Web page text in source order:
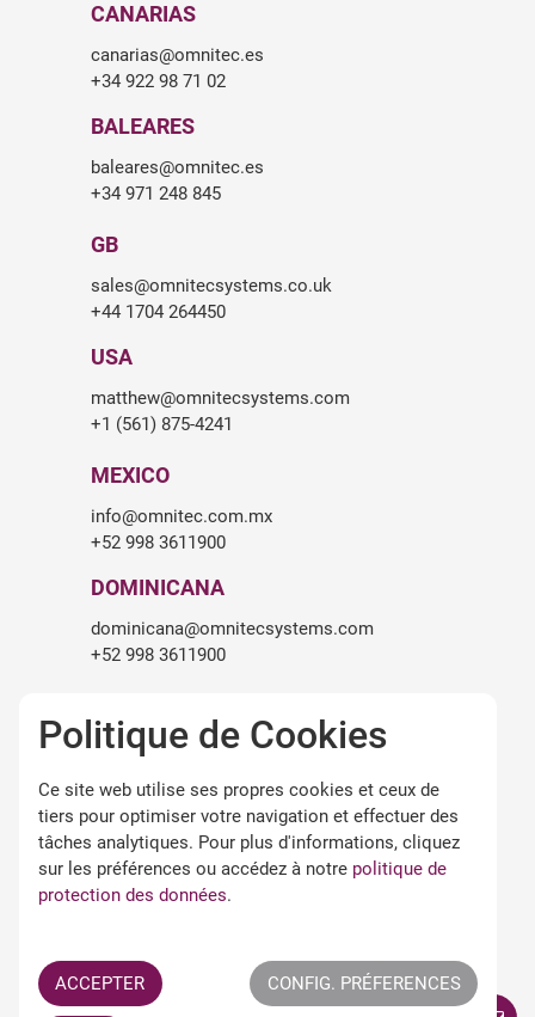
CANARIAS
canarias@omnitec.es
+34 922 98 71 02
BALEARES
baleares@omnitec.es
+34 971 248 845
GB
sales@omnitecsystems.co.uk
+44 1704 264450
USA
matthew@omnitecsystems.com
+1 (561) 875-4241
MEXICO
info@omnitec.com.mx
+52 998 3611900
DOMINICANA
dominicana@omnitecsystems.com
+52 998 3611900
roger.birch@omnitecsystems.com
LÉGALITÉ
Avertissement légal
Politique de cookies
Termes APPs Omnitec
Politique de Cookies
Ce site web utilise ses propres cookies et ceux de
tiers pour optimiser votre navigation et effectuer des
tâches analytiques. Pour plus d'informations, cliquez
sur les préférences ou accédez à notre politique de
protection des données.
ACCEPTER CONFIG. PRÉFERENCES